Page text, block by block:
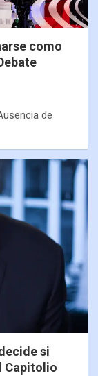
como
de
si
Capitolio